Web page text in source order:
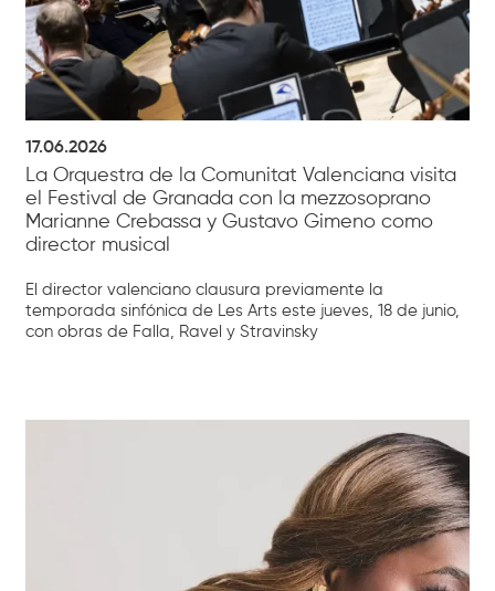
17.06.2026
La Orquestra de la Comunitat Valenciana visita
el Festival de Granada con la mezzosoprano
Marianne Crebassa y Gustavo Gimeno como
director musical
El director valenciano clausura previamente la
temporada sinfónica de Les Arts este jueves, 18 de junio,
con obras de Falla, Ravel y Stravinsky